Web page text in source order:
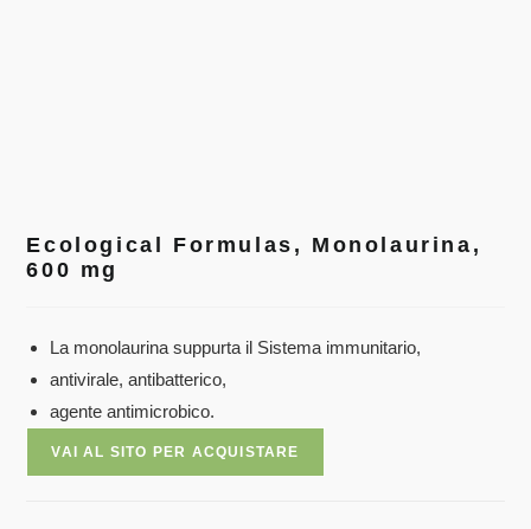
Ecological Formulas, Monolaurina,
600 mg
La monolaurina suppurta il Sistema immunitario,
antivirale, antibatterico,
agente antimicrobico.
VAI AL SITO PER ACQUISTARE